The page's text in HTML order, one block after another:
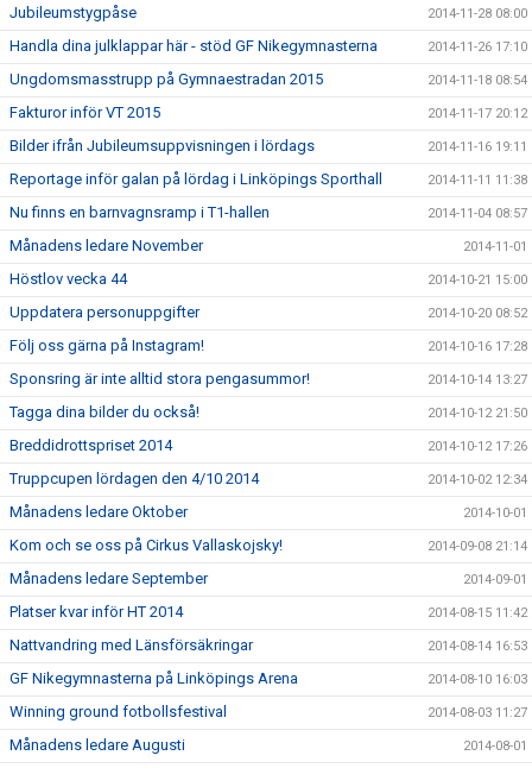
Jubileumstygpåse 2014-11-28 08:00
Handla dina julklappar här - stöd GF Nikegymnasterna 2014-11-26 17:10
Ungdomsmasstrupp på Gymnaestradan 2015 2014-11-18 08:54
Fakturor inför VT 2015 2014-11-17 20:12
Bilder ifrån Jubileumsuppvisningen i lördags 2014-11-16 19:11
Reportage inför galan på lördag i Linköpings Sporthall 2014-11-11 11:38
Nu finns en barnvagnsramp i T1-hallen 2014-11-04 08:57
Månadens ledare November 2014-11-01
Höstlov vecka 44 2014-10-21 15:00
Uppdatera personuppgifter 2014-10-20 08:52
Följ oss gärna på Instagram! 2014-10-16 17:28
Sponsring är inte alltid stora pengasummor! 2014-10-14 13:27
Tagga dina bilder du också! 2014-10-12 21:50
Breddidrottspriset 2014 2014-10-12 17:26
Truppcupen lördagen den 4/10 2014 2014-10-02 12:34
Månadens ledare Oktober 2014-10-01
Kom och se oss på Cirkus Vallaskojsky! 2014-09-08 21:14
Månadens ledare September 2014-09-01
Platser kvar inför HT 2014 2014-08-15 11:42
Nattvandring med Länsförsäkringar 2014-08-14 16:53
GF Nikegymnasterna på Linköpings Arena 2014-08-10 16:03
Winning ground fotbollsfestival 2014-08-03 11:27
Månadens ledare Augusti 2014-08-01